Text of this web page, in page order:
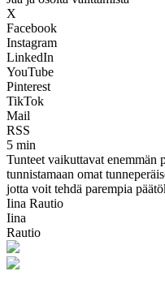
X
Facebook
Instagram
LinkedIn
YouTube
Pinterest
TikTok
Mail
RSS
5 min
Tunteet vaikuttavat enemmän
tunnistamaan omat
jotta voit tehdä parempia
Iina Rautio
Iina
Rautio